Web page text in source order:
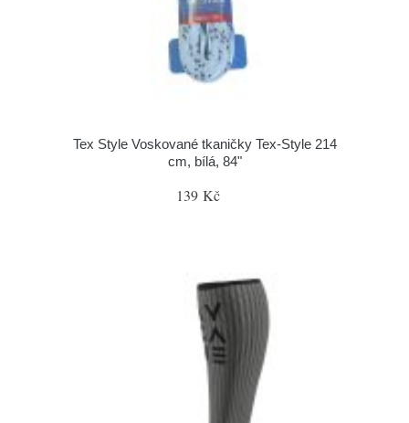
Tex Style Voskované tkaničky Tex-Style 214
cm, bílá, 84"
139 Kč